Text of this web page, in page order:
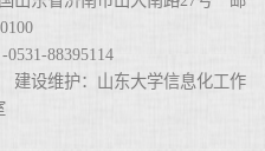
88395114
建设维护：山东大学信息化工作
室